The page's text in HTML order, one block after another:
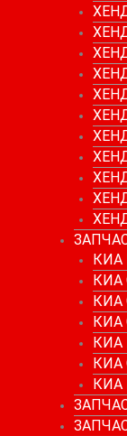
КИА
КИА
КИА
КИА
КИА
КИА